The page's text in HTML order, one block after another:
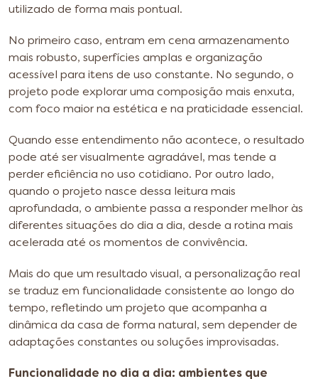
utilizado de forma mais pontual.
No primeiro caso, entram em cena armazenamento
mais robusto, superfícies amplas e organização
acessível para itens de uso constante. No segundo, o
projeto pode explorar uma composição mais enxuta,
com foco maior na estética e na praticidade essencial.
Quando esse entendimento não acontece, o resultado
pode até ser visualmente agradável, mas tende a
perder eficiência no uso cotidiano. Por outro lado,
quando o projeto nasce dessa leitura mais
aprofundada, o ambiente passa a responder melhor às
diferentes situações do dia a dia, desde a rotina mais
acelerada até os momentos de convivência.
Mais do que um resultado visual, a personalização real
se traduz em funcionalidade consistente ao longo do
tempo, refletindo um projeto que acompanha a
dinâmica da casa de forma natural, sem depender de
adaptações constantes ou soluções improvisadas.
Funcionalidade no dia a dia: ambientes que